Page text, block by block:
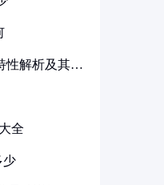
性解析及其在
全
少